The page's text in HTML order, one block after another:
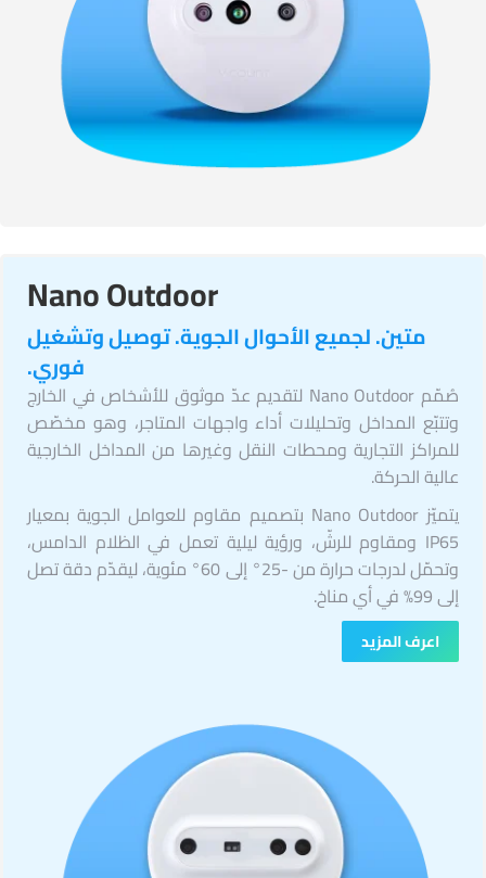
Nano Outdoor
متين. لجميع الأحوال الجوية. توصيل وتشغيل
فوري.
صُمّم Nano Outdoor لتقديم عدّ موثوق للأشخاص في الخارج
وتتبّع المداخل وتحليلات أداء واجهات المتاجر، وهو مخصّص
للمراكز التجارية ومحطات النقل وغيرها من المداخل الخارجية
عالية الحركة.
يتميّز Nano Outdoor بتصميم مقاوم للعوامل الجوية بمعيار
IP65 ومقاوم للرشّ، ورؤية ليلية تعمل في الظلام الدامس،
وتحمّل لدرجات حرارة من -25° إلى 60° مئوية، ليقدّم دقة تصل
إلى 99% في أي مناخ.
اعرف المزيد